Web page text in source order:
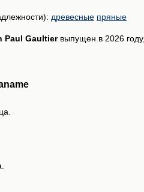
древесные пряные
Paul Gaultierвыпущен в 2026